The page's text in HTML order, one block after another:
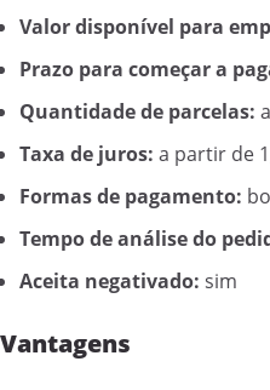
Valor disponível para
Prazo para começar a
Quantidade de parcelas:
Taxa de juros: a partir de
Formas de pagamento:
Tempo de análise do
Aceita negativado: sim
Vantagens